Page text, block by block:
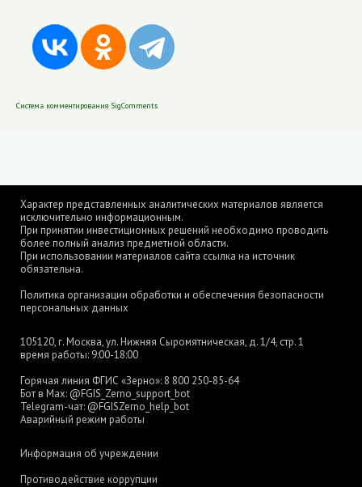
Система комментирования SigComments
Характер представленных аналитических материалов является
исключительно информационным.
При принятии инвестиционных решений необходимо проводить
более полный анализ предметной области.
При использовании материалов сайта ссылка на источник
обязательна.
Политика организации обработки и обеспечения безопасности
персональных данных
105120, г. Москва, ул. Нижняя Сыромятническая, д. 1/4, стр. 1
время работы: 9:00-18:00
Горячая линия ФГИС «Зерно»: 8 800 250-85-64
Бот в Max: @FGIS_Zerno_support_bot
Telegram-чат: @FGISZerno_help_bot
Аварийный режим работы
Информация об учреждении
Противодействие коррупции